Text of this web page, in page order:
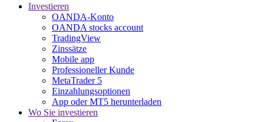
Investieren
OANDA-Konto
OANDA stocks account
TradingView
Zinssätze
Mobile app
Professioneller Kunde
MetaTrader 5
Einzahlungsoptionen
App oder MT5 herunterladen
Wo Sie investieren